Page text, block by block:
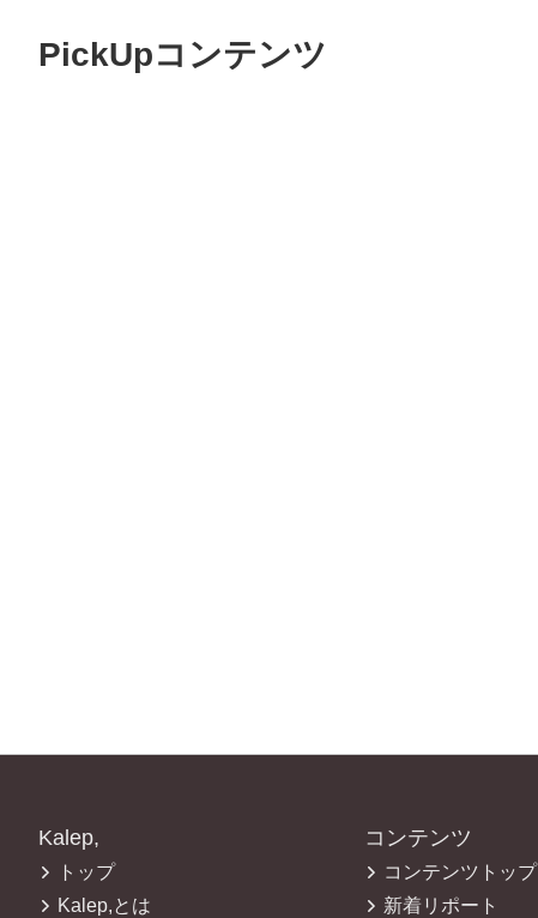
PickUpコンテンツ
Kalep,
トップ
Kalep,とは
コンテンツ
コンテンツトップ
新着リポート